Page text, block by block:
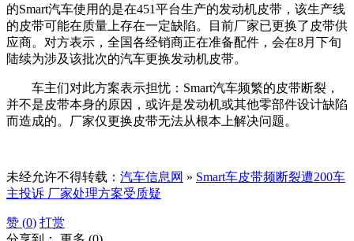
的Smart汽车使用的是在451平台生产的发动机皮带，该生产线
的皮带可能在质量上存在一定缺陷。目前厂家已更换了皮带供
应商。对方表示，全国各经销商正在准备配件，会在8月下旬
陆续为涉及该批次的汽车更换发动机皮带。
车主们对此方案表示担忧：Smart汽车频繁的皮带断裂，
并不是皮带本身的原因，或许是发动机或其他零部件设计缺陷
而造成的。厂家仅更换皮带无法从根本上解决问题。
未经允许不得转载： 汽车信息网 » Smart车皮带频断裂遭200车
主投诉 厂家处理方案受质疑
赞 (0) 打赏